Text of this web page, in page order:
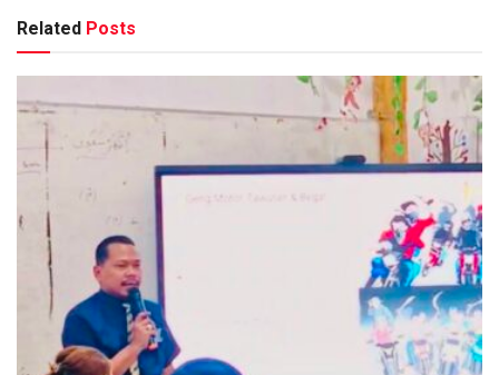
Related Posts